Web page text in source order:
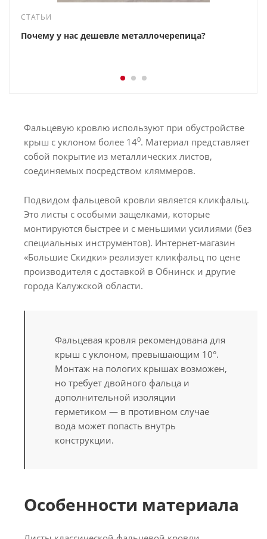
СТАТЬИ
Почему у нас дешевле металлочерепица?
Фальцевую кровлю используют при обустройстве
крыш с уклоном более 140. Материал представляет
собой покрытие из металлических листов,
соединяемых посредством кляммеров.
Подвидом фальцевой кровли является кликфальц.
Это листы с особыми защелками, которые
монтируются быстрее и с меньшими усилиями (без
специальных инструментов). Интернет-магазин
«Большие Скидки» реализует кликфальц по цене
производителя с доставкой в Обнинск и другие
города Калужской области.
Фальцевая кровля рекомендована для
крыш с уклоном, превышающим 10°.
Монтаж на пологих крышах возможен,
но требует двойного фальца и
дополнительной изоляции
герметиком — в противном случае
вода может попасть внутрь
конструкции.
Особенности материала